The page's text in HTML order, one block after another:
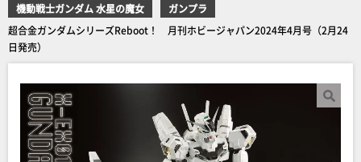
機動戦士ガンダム 水星の魔女
ガンプラ
超合金ガンダムシリーズReboot！ 月刊ホビージャパン2024年4月号（2月24
日発売）